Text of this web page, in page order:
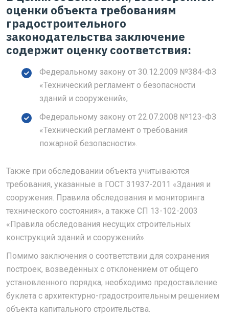
оценки объекта требованиям
градостроительного
законодательства заключение
содержит оценку соответствия:
Федеральному закону от 30.12.2009 №384-ФЗ
«Технический регламент о безопасности
зданий и сооружений»;
Федеральному закону от 22.07.2008 №123-ФЗ
«Технический регламент о требования
пожарной безопасности».
Также при обследовании объекта учитываются
требования, указанные в ГОСТ 31937-2011 «Здания и
сооружения. Правила обследования и мониторинга
технического состояния», а также СП 13-102-2003
«Правила обследования несущих строительных
конструкций зданий и сооружений».
Помимо заключения о соответствии для сохранения
построек, возведённых с отклонением от общего
установленного порядка, необходимо предоставление
буклета с архитектурно-градостроительным решением
объекта капитального строительства.